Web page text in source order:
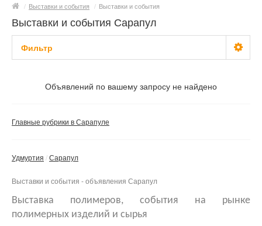
/ Выставки и события / Выставки и события
Выставки и события Сарапул
Фильтр
Не важно
Частные
Применить Сбросить фильтр
Объявлений по вашему запросу не найдено
Главные рубрики в Сарапуле
Удмуртия Сарапул
Выставки и события - объявления Сарапул
Выставка полимеров, события на рынке
полимерных изделий и сырья